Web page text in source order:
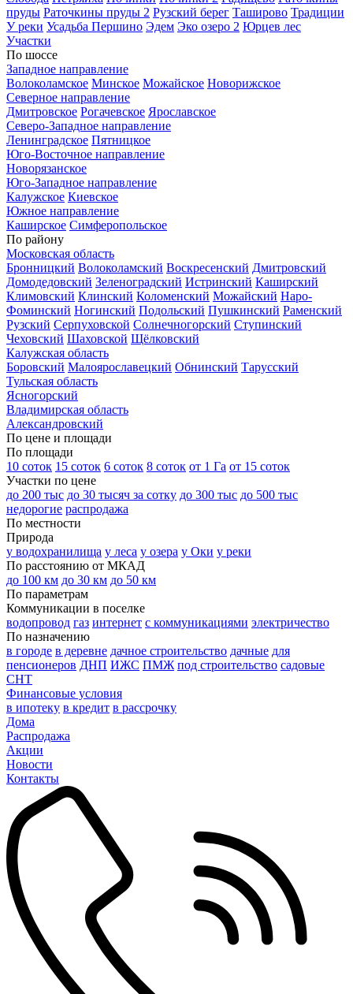
пруды Раточкины пруды 2 Рузский берег Таширово Традиции
У реки Усадьба Першино Эдем Эко озеро 2 Юрцев лес
Участки
По шоссе
Западное направление
Волоколамское Минское Можайское Новорижское
Северное направление
Дмитровское Рогачевское Ярославское
Северо-Западное направление
Ленинградское Пятницкое
Юго-Восточное направление
Новорязанское
Юго-Западное направление
Калужское Киевское
Южное направление
Каширское Симферопольское
По району
Московская область
Бронницкий Волоколамский Воскресенский Дмитровский
Домодедовский Зеленоградский Истринский Каширский
Климовский Клинский Коломенский Можайский Наро-
Фоминский Ногинский Подольский Пушкинский Раменский
Рузский Серпуховской Солнечногорский Ступинский
Чеховский Шаховской Щёлковский
Калужская область
Боровский Малоярославецкий Обнинский Тарусский
Тульская область
Ясногорский
Владимирская область
Александровский
По цене и площади
По площади
10 соток 15 соток 6 соток 8 соток от 1 Га от 15 соток
Участки по цене
до 200 тыс до 30 тысяч за сотку до 300 тыс до 500 тыс
недорогие распродажа
По местности
Природа
у водохранилища у леса у озера у Оки у реки
По расстоянию от МКАД
до 100 км до 30 км до 50 км
По параметрам
Коммуникации в поселке
водопровод газ интернет с коммуникациями электричество
По назначению
в городе в деревне дачное строительство дачные для
пенсионеров ДНП ИЖС ПМЖ под строительство садовые
СНТ
Финансовые условия
в ипотеку в кредит в рассрочку
Дома
Распродажа
Акции
Новости
Контакты